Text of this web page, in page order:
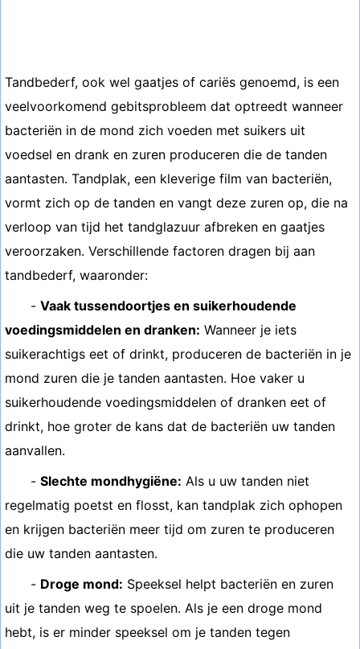
Tandbederf, ook wel gaatjes of cariës genoemd, is een
veelvoorkomend gebitsprobleem dat optreedt wanneer
bacteriën in de mond zich voeden met suikers uit
voedsel en drank en zuren produceren die de tanden
aantasten. Tandplak, een kleverige film van bacteriën,
vormt zich op de tanden en vangt deze zuren op, die na
verloop van tijd het tandglazuur afbreken en gaatjes
veroorzaken. Verschillende factoren dragen bij aan
tandbederf, waaronder:
- Vaak tussendoortjes en suikerhoudende
voedingsmiddelen en dranken: Wanneer je iets
suikerachtigs eet of drinkt, produceren de bacteriën in je
mond zuren die je tanden aantasten. Hoe vaker u
suikerhoudende voedingsmiddelen of dranken eet of
drinkt, hoe groter de kans dat de bacteriën uw tanden
aanvallen.
- Slechte mondhygiëne: Als u uw tanden niet
regelmatig poetst en flosst, kan tandplak zich ophopen
en krijgen bacteriën meer tijd om zuren te produceren
die uw tanden aantasten.
- Droge mond: Speeksel helpt bacteriën en zuren
uit je tanden weg te spoelen. Als je een droge mond
hebt, is er minder speeksel om je tanden tegen